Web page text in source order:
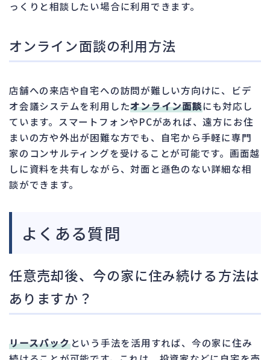
っくりと相談したい場合に利用できます。
オンライン面談の利用方法
店舗への来店や自宅への訪問が難しい方向けに、ビデ
オ会議システムを利用したオンライン面談にも対応し
ています。スマートフォンやPCがあれば、遠方にお住
まいの方や外出が困難な方でも、自宅から手軽に専門
家のコンサルティングを受けることが可能です。画面越
しに資料を共有しながら、対面と遜色のない詳細な相
談ができます。
よくある質問
任意売却後、今の家に住み続ける方法は
ありますか？
リースバックという手法を活用すれば、今の家に住み